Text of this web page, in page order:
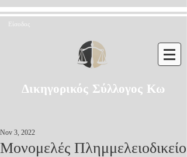
Είσοδος
Δικηγορικός Σύλλογος Κω
Μονομελές Πλημμελειοδικείο
Nov 3, 2022